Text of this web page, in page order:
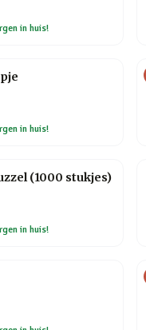
in huis!
in huis!
(1000 stukjes)
in huis!